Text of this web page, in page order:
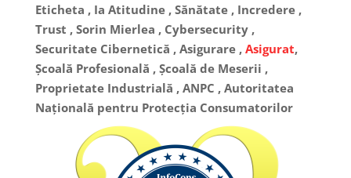
Eticheta , Ia Atitudine , Sănătate , Incredere ,
Trust , Sorin Mierlea , Cybersecurity ,
Securitate Cibernetică , Asigurare , Asigurat,
Școală Profesională , Școală de Meserii ,
Proprietate Industrială , ANPC , Autoritatea
Națională pentru Protecția Consumatorilor